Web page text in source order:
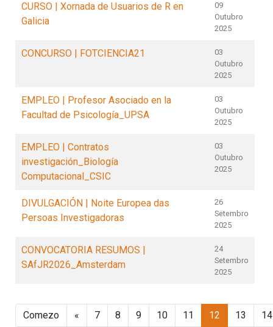
CURSO | Xornada de Usuarios de R en
Galicia
09
Outubro
2025
CONCURSO | FOTCIENCIA21
03
Outubro
2025
EMPLEO | Profesor Asociado en la
Facultad de Psicología_UPSA
03
Outubro
2025
EMPLEO | Contratos
investigación_Biología
Computacional_CSIC
03
Outubro
2025
DIVULGACIÓN | Noite Europea das
Persoas Investigadoras
26
Setembro
2025
CONVOCATORIA RESUMOS |
SAfJR2026_Amsterdam
24
Setembro
2025
Comezo « 7 8 9 10 11 12 13 14